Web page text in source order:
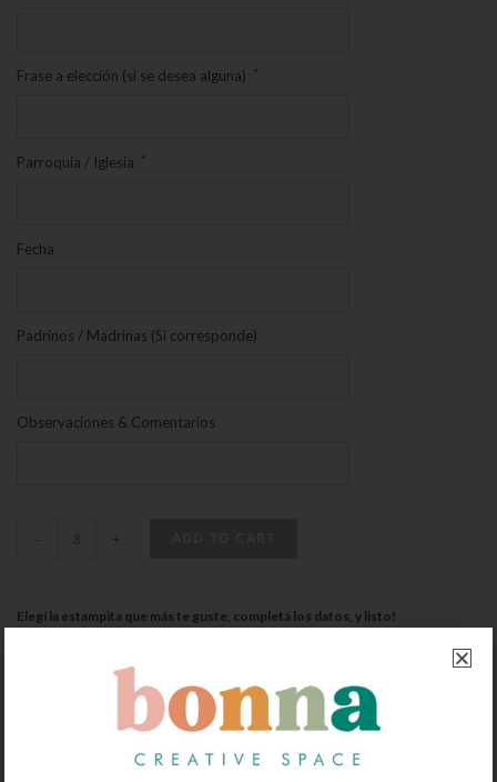
Frase a elección (si se desea alguna) *
Parroquia / Iglesia *
Fecha
Padrinos / Madrinas (Si corresponde)
Observaciones & Comentarios
- +
Elegí la estampita que más te guste, completá los datos, y listo!
Demora de producción: 72 hrs hábiles + tiempo de envío